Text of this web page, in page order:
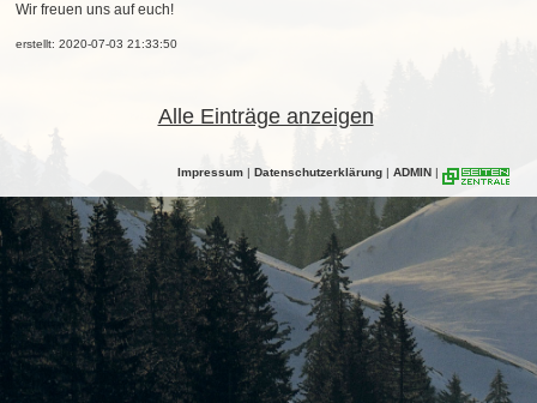
Wir freuen uns auf euch!
erstellt: 2020-07-03 21:33:50
Alle Einträge anzeigen
Impressum | Datenschutzerklärung | ADMIN |